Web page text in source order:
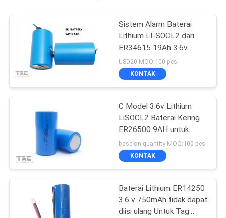
Sistem Alarm Baterai
Lithium LI-SOCL2 dari
ER34615 19Ah 3.6v
USD20 MOQ:100 pcs
KONTAK
C Model 3.6v Lithium
LiSOCL2 Baterai Kering
ER26500 9AH untuk
Water Meter Ammeter
base on quantity MOQ:100 pcs
KONTAK
Baterai Lithium ER14250
3.6 v 750mAh tidak dapat
diisi ulang Untuk Tag